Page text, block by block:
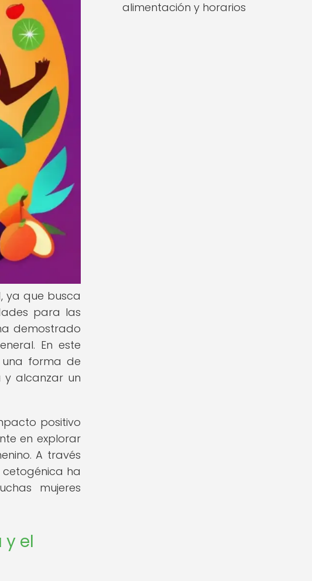
ya que busca
para las
demostrado
En este
forma de
y alcanzar un
positivo
en explorar
A través
cetogénica ha
mujeres
el
alimentación y horarios